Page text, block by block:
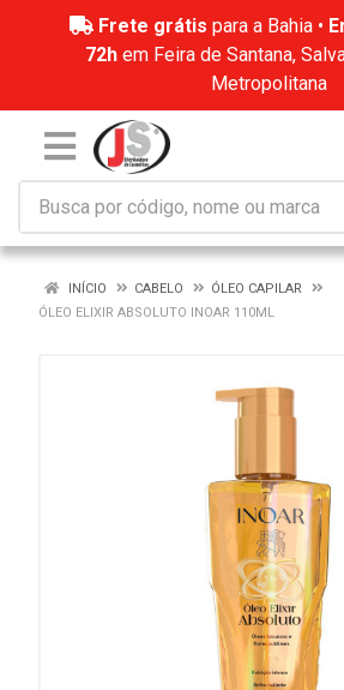
Frete grátis para a Bahia •
72hem Feira de Santana,
Metropolitana
INÍCIO CABELO
ÓLEO CAPILAR
ÓLEO ELIXIR ABSOLUTO INOAR 110ML